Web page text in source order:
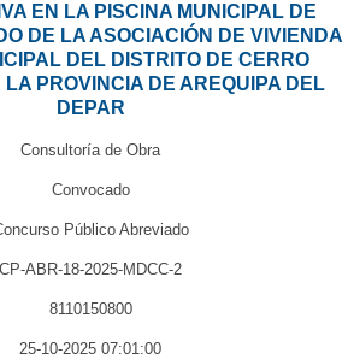
EN LA PISCINA MUNICIPAL DE
DE LA ASOCIACIÓN DE VIVIENDA
DEL DISTRITO DE CERRO
PROVINCIA DE AREQUIPA DEL
DEPAR
Consultoría de Obra
Convocado
Público Abreviado
CP-ABR-18-2025-MDCC-2
8110150800
25-10-2025 07:01:00